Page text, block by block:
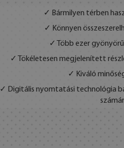
✓ Bármilyen térben
✓ Könnyen
✓ Több ezer
✓ Tökéletesen megjelenített
✓ Kiváló
✓ Digitális nyomtatási technológia